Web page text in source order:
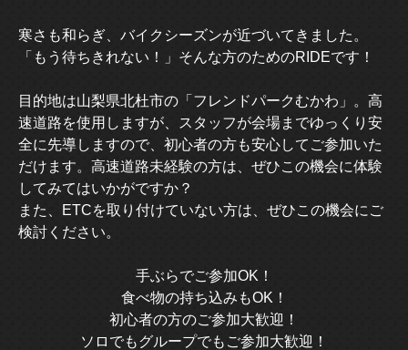
寒さも和らぎ、バイクシーズンが近づいてきました。
「もう待ちきれない！」そんな方のためのRIDEです！
目的地は山梨県北杜市の「フレンドパークむかわ」。高
速道路を使用しますが、スタッフが会場までゆっくり安
全に先導しますので、初心者の方も安心してご参加いた
だけます。高速道路未経験の方は、ぜひこの機会に体験
してみてはいかがですか？
また、ETCを取り付けていない方は、ぜひこの機会にご
検討ください。
手ぶらでご参加OK！
食べ物の持ち込みもOK！
初心者の方のご参加大歓迎！
ソロでもグループでもご参加大歓迎！